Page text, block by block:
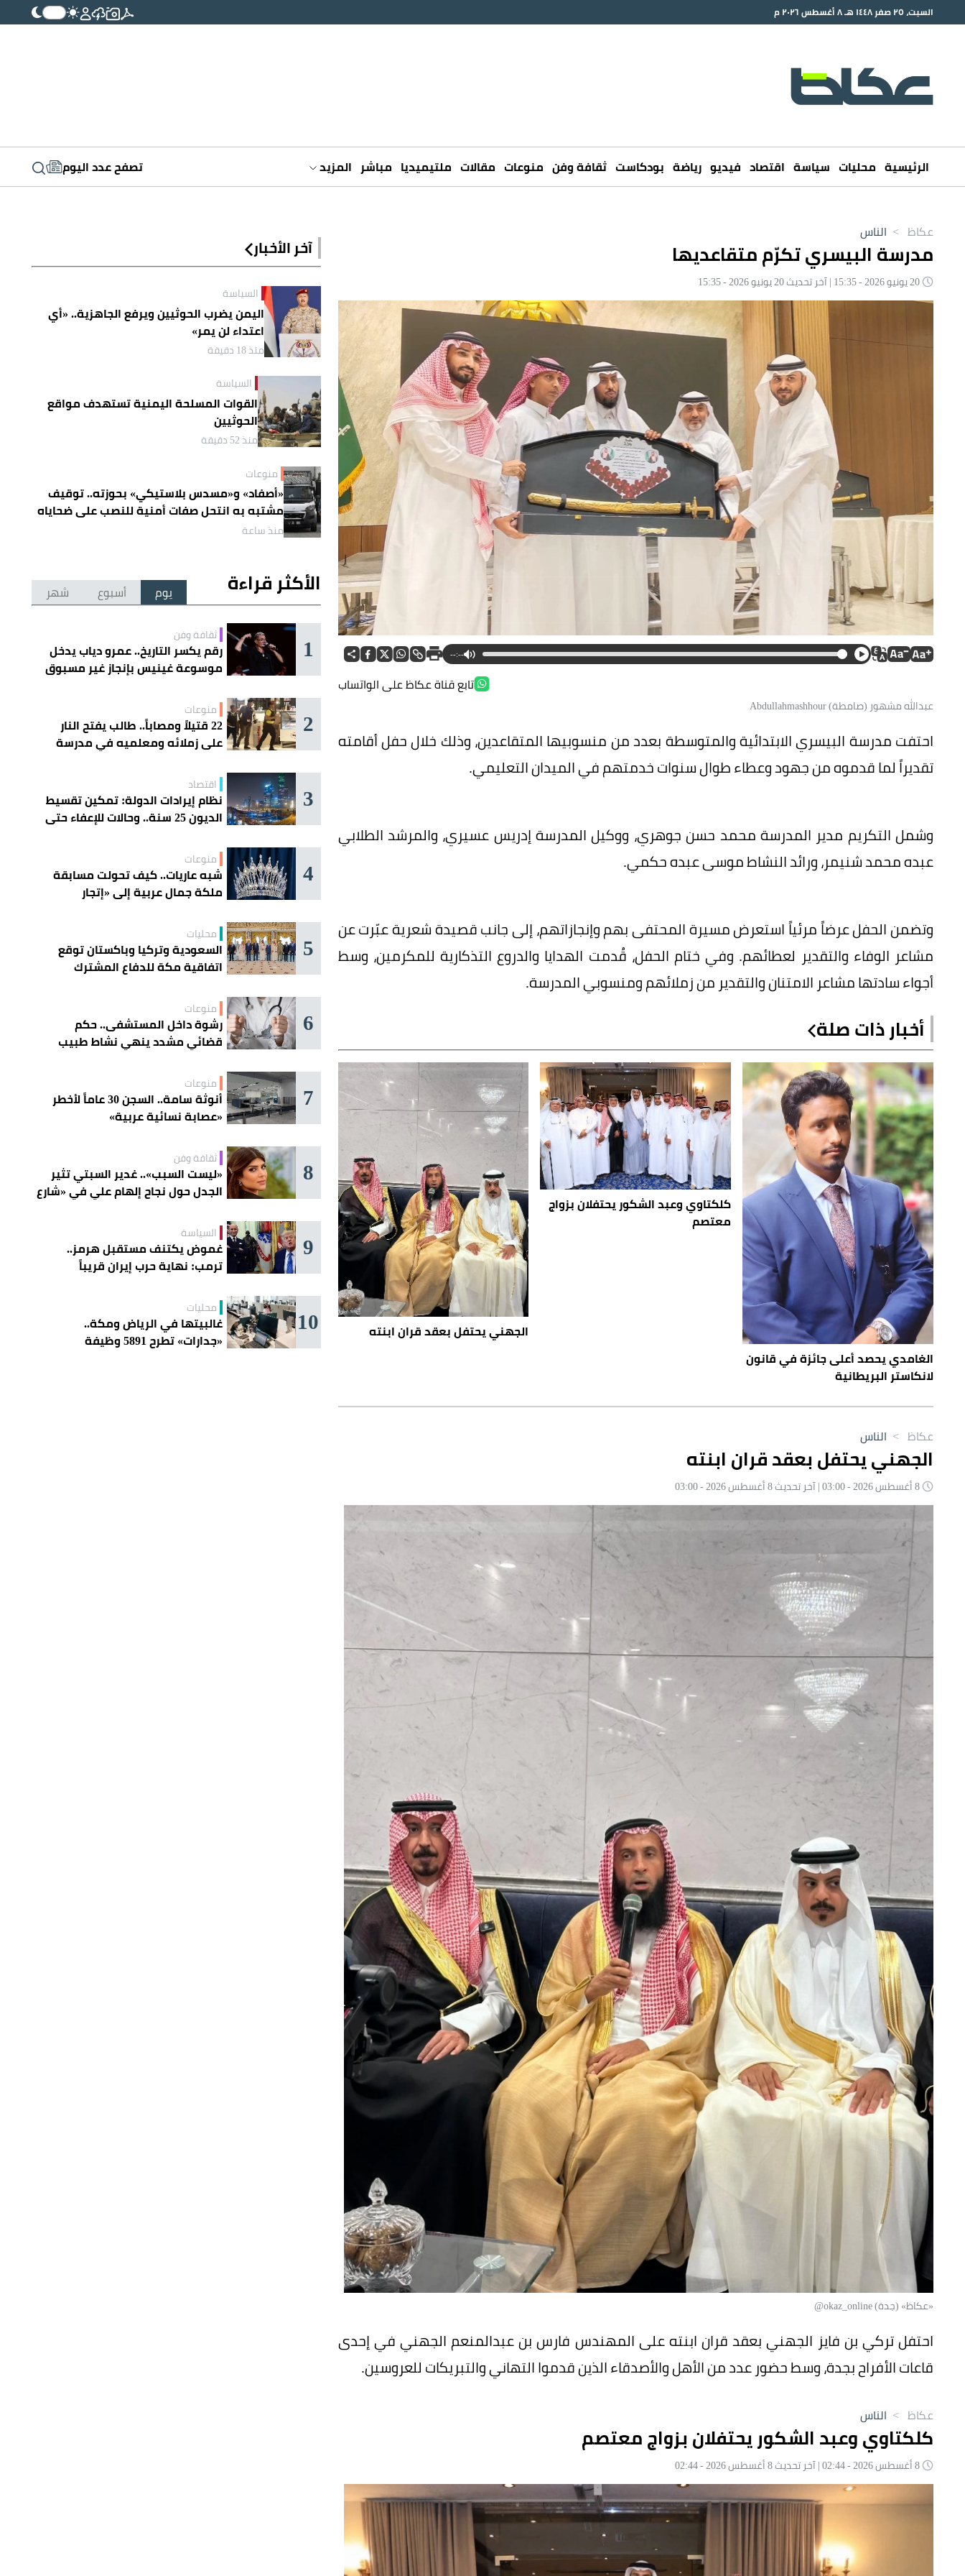
السبت، ٢٥ صفر ١٤٤٨ هـ ٨ أغسطس ٢٠٢٦ م
الرئيسية محليات سياسة اقتصاد فيديو رياضة بودكاست ثقافة وفن منوعات مقالات ملتيميديا مباشر المزيد تصفح عدد اليوم
عكاظ > الناس
مدرسة البيسري تكرّم متقاعديها
--:--
تابع قناة عكاظ على الواتساب
عبدالله مشهور (صامطة) Abdullahmashhour
احتفت مدرسة البيسري الابتدائية والمتوسطة بعدد من منسوبيها المتقاعدين، وذلك خلال حفل أقامته
تقديراً لما قدموه من جهود وعطاء طوال سنوات خدمتهم في الميدان التعليمي.
وشمل التكريم مدير المدرسة محمد حسن جوهري، ووكيل المدرسة إدريس عسيري، والمرشد الطلابي
عبده محمد شنيمر، ورائد النشاط موسى عبده حكمي.
وتضمن الحفل عرضاً مرئياً استعرض مسيرة المحتفى بهم وإنجازاتهم، إلى جانب قصيدة شعرية عبّرت عن
مشاعر الوفاء والتقدير لعطائهم. وفي ختام الحفل، قُدمت الهدايا والدروع التذكارية للمكرمين، وسط
أجواء سادتها مشاعر الامتنان والتقدير من زملائهم ومنسوبي المدرسة.
أخبار ذات صلة
الغامدي يحصد أعلى جائزة في قانون
لانكاستر البريطانية
كلكتاوي وعبد الشكور يحتفلان بزواج
معتصم
الجهني يحتفل بعقد قران ابنته
آخر الأخبار
السياسة
اليمن يضرب الحوثيين ويرفع الجاهزية.. «أي
اعتداء لن يمر»
منذ 18 دقيقة
السياسة
القوات المسلحة اليمنية تستهدف مواقع
الحوثيين
منذ 52 دقيقة
منوعات
«أصفاد» و«مسدس بلاستيكي» بحوزته.. توقيف
مشتبه به انتحل صفات أمنية للنصب على ضحاياه
منذ ساعة
الأكثر قراءة يوم أسبوع شهر
1 ثقافة وفن
رقم يكسر التاريخ.. عمرو دياب يدخل
موسوعة غينيس بإنجاز غير مسبوق
2 منوعات
22 قتيلاً ومصاباً.. طالب يفتح النار
على زملائه ومعلميه في مدرسة
3 اقتصاد
نظام إيرادات الدولة: تمكين تقسيط
الديون 25 سنة.. وحالات للإعفاء حتى
4 منوعات
شبه عاريات.. كيف تحولت مسابقة
ملكة جمال عربية إلى «إتجار
5 محليات
السعودية وتركيا وباكستان توقع
اتفاقية مكة للدفاع المشترك
6 منوعات
رشوة داخل المستشفى.. حكم
قضائي مشدد ينهي نشاط طبيب
7 منوعات
أنوثة سامة.. السجن 30 عاماً لأخطر
«عصابة نسائية عربية»
8 ثقافة وفن
«ليست السبب».. غدير السبتي تثير
الجدل حول نجاح إلهام علي في «شارع
9 السياسة
غموض يكتنف مستقبل هرمز..
ترمب: نهاية حرب إيران قريباً
10 محليات
غالبيتها في الرياض ومكة..
«جدارات» تطرح 5891 وظيفة
عكاظ > الناس
الجهني يحتفل بعقد قران ابنته
«عكاظ» (جدة) okaz_online@
احتفل تركي بن فايز الجهني بعقد قران ابنته على المهندس فارس بن عبدالمنعم الجهني في إحدى
قاعات الأفراح بجدة، وسط حضور عدد من الأهل والأصدقاء الذين قدموا التهاني والتبريكات للعروسين.
عكاظ > الناس
كلكتاوي وعبد الشكور يحتفلان بزواج معتصم